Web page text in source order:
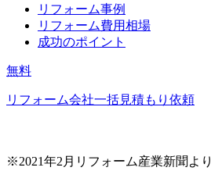
リフォーム事例
リフォーム費用相場
成功のポイント
無料
リフォーム会社一括見積もり依頼
※2021年2月リフォーム産業新聞より